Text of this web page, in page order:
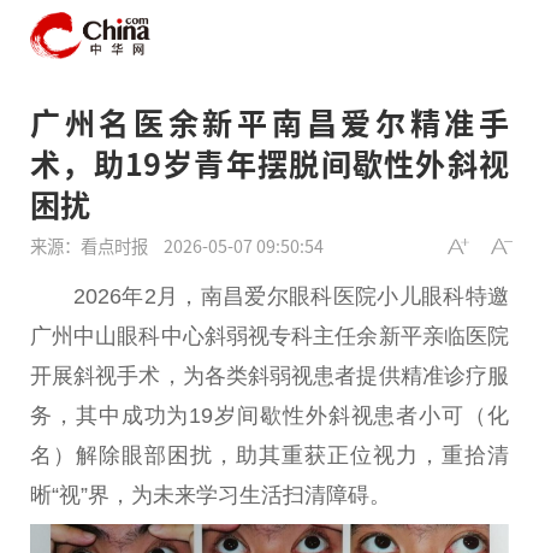
广州名医余新平南昌爱尔精准手
术，助19岁青年摆脱间歇性外斜视
困扰
来源：看点时报 2026-05-07 09:50:54
2026年2月，南昌爱尔眼科医院小儿眼科特邀
广州中山眼科中心斜弱视专科主任余新平亲临医院
开展斜视手术，为各类斜弱视患者提供精准诊疗服
务，其中成功为19岁间歇性外斜视患者小可（化
名）解除眼部困扰，助其重获正位视力，重拾清
晰“视”界，为未来学习生活扫清障碍。